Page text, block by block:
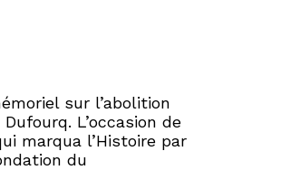
sur l’abolition
L’occasion de
marqua l’Histoire par
du